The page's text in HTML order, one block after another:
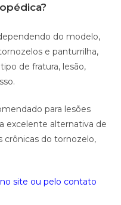
do modelo,
e panturrilha,
de fratura, lesão,
para lesões
excelente alternativa de
crônicas do tornozelo,
site ou pelo contato